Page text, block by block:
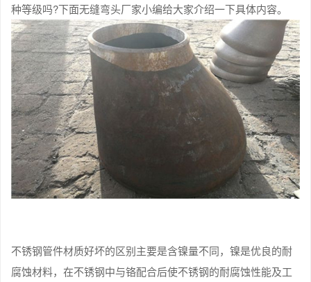
种等级吗?下面无缝弯头厂家小编给大家介绍一下具体内容。
不锈钢管件材质好坏的区别主要是含镍量不同，镍是优良的耐
腐蚀材料，在不锈钢中与铬配合后使不锈钢的耐腐蚀性能及工